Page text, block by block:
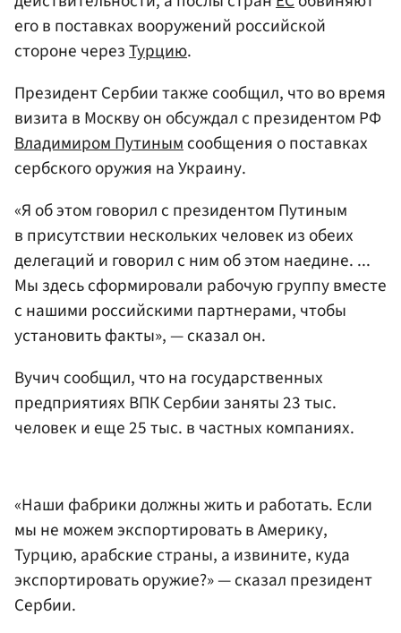
его в поставках вооружений российской
стороне черезТурцию.
Президент Сербии также сообщил, что во время
визита в Москву он обсуждал с президентом РФ
Владимиром Путинымсообщения о поставках
сербского оружия на Украину.
«Я об этом говорил с президентом Путиным
в присутствии нескольких человек из обеих
делегаций и говорил с ним об этом наедине. ...
Мы здесь сформировали рабочую группу вместе
с нашими российскими партнерами, чтобы
установить факты», — сказал он.
Вучич сообщил, что на государственных
предприятиях ВПК Сербии заняты 23 тыс.
человек и еще 25 тыс. в частных компаниях.
«Наши фабрики должны жить и работать. Если
мы не можем экспортировать в Америку,
Турцию, арабские страны, а извините, куда
экспортировать оружие?» — сказал президент
Сербии.